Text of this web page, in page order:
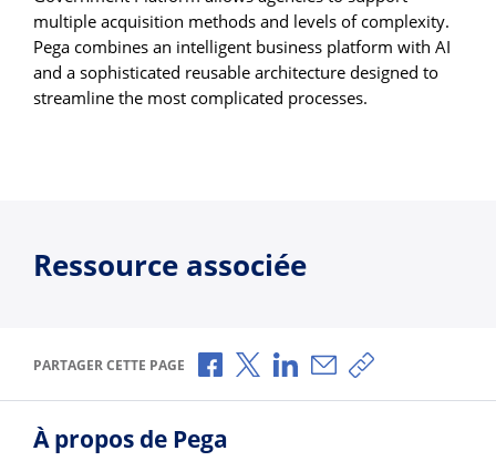
multiple acquisition methods and levels of complexity.
Pega combines an intelligent business platform with AI
and a sophisticated reusable architecture designed to
streamline the most complicated processes.
Ressource associée
PARTAGER CETTE PAGE Partager via Facebook
Partager via X
Partager via LinkedIn
Partager par e-mail
Copier le lien
À propos de Pega